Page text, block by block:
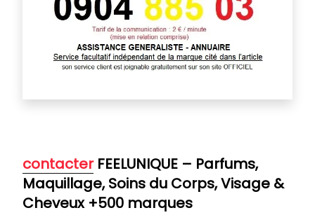
contacterFEELUNIQUE – Parfums,
Maquillage, Soins du Corps, Visage &
Cheveux +500 marques